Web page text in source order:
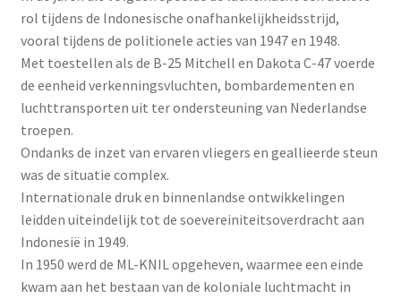
rol tijdens de Indonesische onafhankelijkheidsstrijd,
vooral tijdens de politionele acties van 1947 en 1948.
Met toestellen als de B-25 Mitchell en Dakota C-47 voerde
de eenheid verkenningsvluchten, bombardementen en
luchttransporten uit ter ondersteuning van Nederlandse
troepen.
Ondanks de inzet van ervaren vliegers en geallieerde steun
was de situatie complex.
Internationale druk en binnenlandse ontwikkelingen
leidden uiteindelijk tot de soevereiniteitsoverdracht aan
Indonesië in 1949.
In 1950 werd de ML-KNIL opgeheven, waarmee een einde
kwam aan het bestaan van de koloniale luchtmacht in